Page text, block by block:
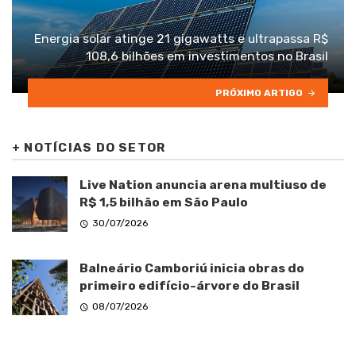
Energia solar atinge 21 gigawatts e ultrapassa R$
108,6 bilhões em investimentos no Brasil
PRÓXIMO ARTIGO
+ NOTÍCIAS DO SETOR
Live Nation anuncia arena multiuso de
R$ 1,5 bilhão em São Paulo
30/07/2026
Balneário Camboriú inicia obras do
primeiro edifício-árvore do Brasil
08/07/2026